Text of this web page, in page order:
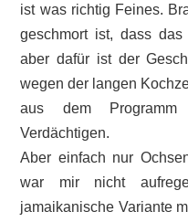
ist was richtig Feines.
geschmort ist, dass
aber dafür ist der
wegen der langen
aus dem Programm
Verdächtigen.
Aber einfach nur
war mir nicht
jamaikanische Variante